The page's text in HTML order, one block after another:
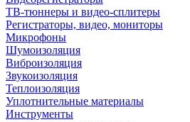
ТВ-тюннеры и видео-сплитеры
Регистраторы, видео, мониторы
Микрофоны
Шумоизоляция
Виброизоляция
Звукоизоляция
Теплоизоляция
Уплотнительные материалы
Инструменты